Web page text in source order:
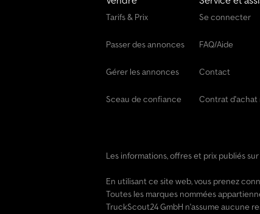
Tarifs & Prix
Passer des annonces
Gérer les annonces
Sceau de confiance
Se connecter
FAQ/Aide
Contact
Contrat d'achat
Les informations, offres et prix publiés
En utilisant ce site web, vous prenez
Toutes les marques nommées
TruckScout24 GmbH n'assume aucune